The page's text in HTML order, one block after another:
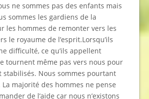
ne sommes pas des enfants mais
sommes les gardiens de la
les hommes de remonter vers les
le royaume de l’esprit.Lorsqu’ils
difficulté, ce qu’ils appellent
tournent même pas vers nous pour
stabilisés. Nous sommes pourtant
La majorité des hommes ne pense
de l’aide car nous n’existons